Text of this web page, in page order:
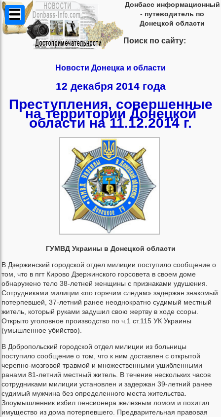
Донбасс информационный
- путеводитель по
Донецкой области
Поиск по сайту:
Новости Донецка и области
12 декабря 2014 года
Преступления, совершенные
на территории Донецкой
области на 11.12.2014 г.
ГУМВД Украины в Донецкой области
В Дзержинский городской отдел милиции поступило сообщение о
том, что в пгт Кирово Дзержинского горсовета в своем доме
обнаружено тело 38-летней женщины с признаками удушения.
Сотрудниками милиции «по горячим следам» задержан знакомый
потерпевшей, 37-летний ранее неоднократно судимый местный
житель, который руками задушил свою жертву в ходе ссоры.
Открыто уголовное производство по ч.1 ст.115 УК Украины
(умышленное убийство).
В Добропольский городской отдел милиции из больницы
поступило сообщение о том, что к ним доставлен с открытой
черепно-мозговой травмой и множественными ушибленными
ранами 81-летний местный житель. В течение нескольких часов
сотрудниками милиции установлен и задержан 39-летний ранее
судимый мужчина без определенного места жительства.
Злоумышленник избил пенсионера железным ломом и похитил
имущество из дома потерпевшего. Предварительная правовая